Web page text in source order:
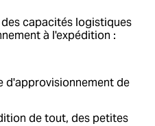
capacités logistiques
à l'expédition :
d'approvisionnement de
de tout, des petites